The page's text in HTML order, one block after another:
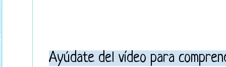
Ayúdate del vídeo para